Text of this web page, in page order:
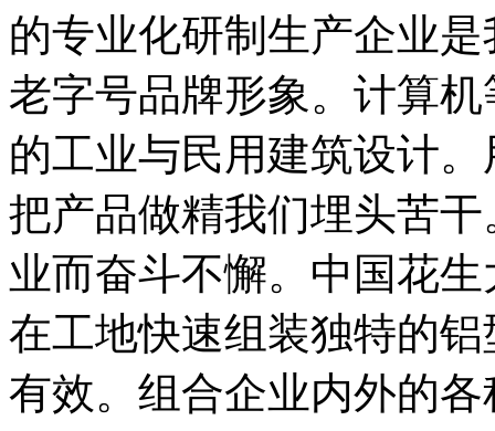
的专业化研制生产企业
老字号品牌形象。计算
的工业与民用建筑设计
把产品做精我们埋头苦
业而奋斗不懈。中国花
在工地快速组装独特的
有效。组合企业内外的